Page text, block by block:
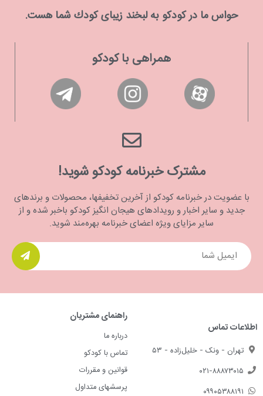
حواس ما در كودكو به لبخند زیبای كودك شما هست.
همراهی با کودکو
مشترک خبرنامه کودکو شوید!
با عضویت در خبرنامه کودکو از آخرین تخفیفها، محصولات و برندهای
جدید و سایر اخبار و رویدادهای هیجان انگیز کودکو باخبر شده و از
سایر مزایای ویژه اعضای خبرنامه بهره‌مند شوید.
اطلاعات تماس
تهران - ونک - خلیل‌زاده - ۵۳
۰۲۱-۸۸۸۷۳۰۱۵
۰۹۹۰۵۳۸۸۱۹۱
راهنمای مشتریان
درباره ما
تماس با کودکو
قوانین و مقررات
پرسشهای متداول